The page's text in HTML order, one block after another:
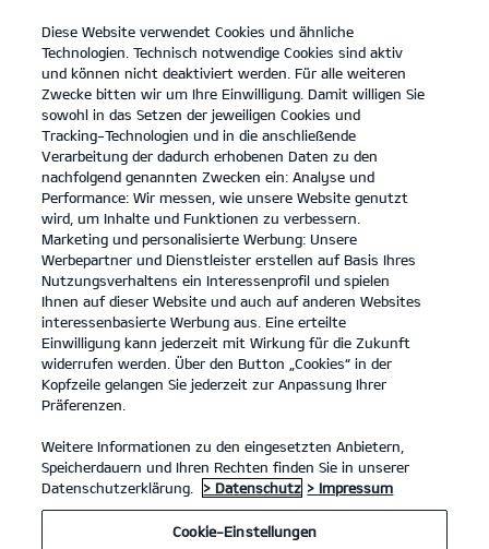
open
menu
KONTAKT
RÜCKRUFSERVICE
RÜCKRUFSERVICE
Deine Kontaktdaten
Anrede*
Vorname*
Nachname*
Straße/Nr.
Postleitzahl
Diese Website verwendet Cookies und ähnliche
Technologien. Technisch notwendige Cookies sind aktiv
und können nicht deaktiviert werden. Für alle weiteren
Zwecke bitten wir um Ihre Einwilligung. Damit willigen Sie
sowohl in das Setzen der jeweiligen Cookies und
Tracking-Technologien und in die anschließende
Verarbeitung der dadurch erhobenen Daten zu den
nachfolgend genannten Zwecken ein: Analyse und
Performance: Wir messen, wie unsere Website genutzt
wird, um Inhalte und Funktionen zu verbessern.
Marketing und personalisierte Werbung: Unsere
Werbepartner und Dienstleister erstellen auf Basis Ihres
Nutzungsverhaltens ein Interessenprofil und spielen
Ihnen auf dieser Website und auch auf anderen Websites
interessenbasierte Werbung aus. Eine erteilte
Einwilligung kann jederzeit mit Wirkung für die Zukunft
widerrufen werden. Über den Button „Cookies“ in der
Kopfzeile gelangen Sie jederzeit zur Anpassung Ihrer
Präferenzen.
Weitere Informationen zu den eingesetzten Anbietern,
Speicherdauern und Ihren Rechten finden Sie in unserer
Datenschutzerklärung.
> Datenschutz > Impressum
Cookie-Einstellungen